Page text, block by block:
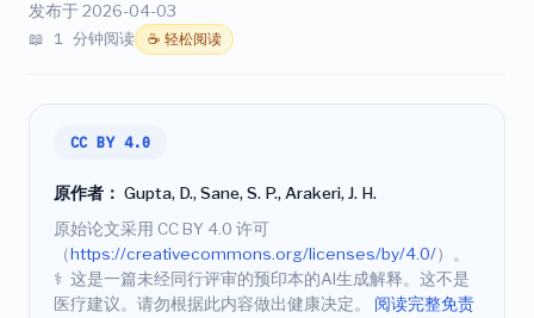
发布于 2026-04-03
📖 1 分钟阅读 ☕ 轻松阅读
CC BY 4.0
原作者： Gupta, D., Sane, S. P., Arakeri, J. H.
原始论文采用 CC BY 4.0 许可
（https://creativecommons.org/licenses/by/4.0/）。
⚕️ 这是一篇未经同行评审的预印本的AI生成解释。这不是
医疗建议。请勿根据此内容做出健康决定。 阅读完整免责